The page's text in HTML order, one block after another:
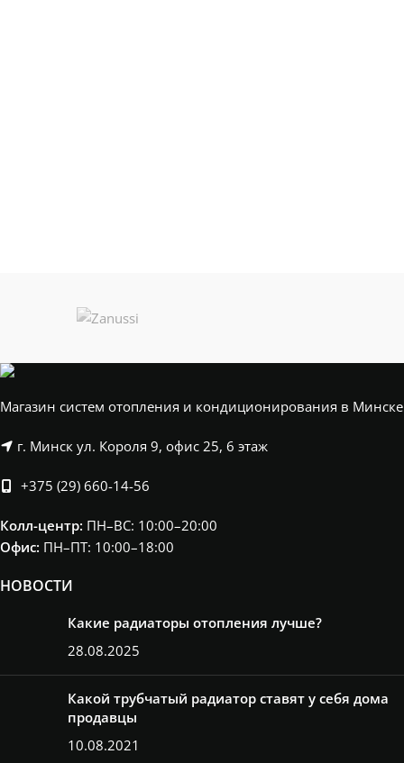
Магазин систем отопления и кондиционирования в Минске
г. Минск ул. Короля 9, офис 25, 6 этаж
+375 (29) 660-14-56
Колл-центр: ПН–ВС: 10:00–20:00​
Офис: ПН–ПТ: 10:00–18:00
НОВОСТИ
Какие радиаторы отопления лучше?
28.08.2025
Какой трубчатый радиатор ставят у себя дома
продавцы
10.08.2021